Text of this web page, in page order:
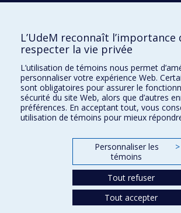
Comment soutenir l'École?
BESOIN D'AIDE?
Plan du site
Signaler une erreur
Accessibilité
FACULTÉ DES ARTS ET DES SCIENCES
Nos départements et écoles
L’UdeM reconnaît l’importance
respecter la vie privée
L’utilisation de témoins nous permet
personnaliser votre expérience Web.
sont obligatoires pour assurer le
sécurité du site Web, alors que d’autres
préférences. En acceptant tout, vous
utilisation de témoins pour mieux
Personnaliser les
témoins
>
Tout refuser
Tout accepter